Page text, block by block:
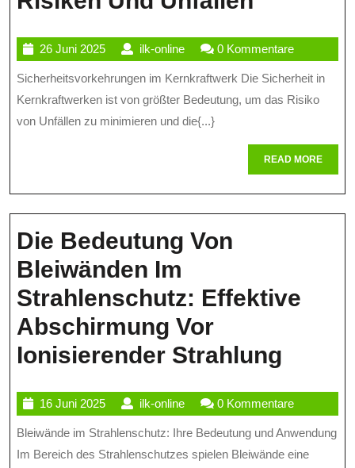
Im
Vor
Risiken
Und
26 Juni 202526
Juni
2025
ilk-onlineilk-
online
0 Kommentare
Sicherheitsvorkehrungen im Kernkraftwerk Die Sicherheit in
Kernkraftwerken ist von größter Bedeutung, um das Risiko
von Unfällen zu minimieren und die{...}
READ MOREREAD
MORE
Die Bedeutung Von
Bleiwänden Im
Strahlenschutz: Effektive
Abschirmung Vor
Ionisierender Strahlung
Von
16 Juni 202516
Juni
2025
ilk-onlineilk-
online
0 Kommentare
Bleiwände im Strahlenschutz: Ihre Bedeutung und Anwendung
Im Bereich des Strahlenschutzes spielen Bleiwände eine